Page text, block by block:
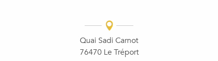
Quai Sadi Carnot
76470 Le Tréport